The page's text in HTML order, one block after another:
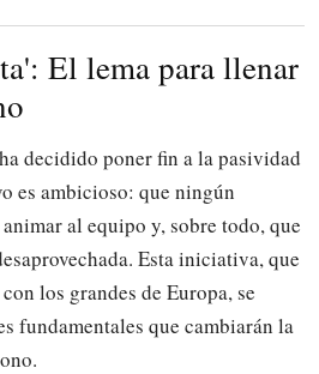
El lema para llenar
decidido poner fin a la pasividad
es ambicioso: que ningún
al equipo y, sobre todo, que
Esta iniciativa, que
los grandes de Europa, se
fundamentales que cambiarán la